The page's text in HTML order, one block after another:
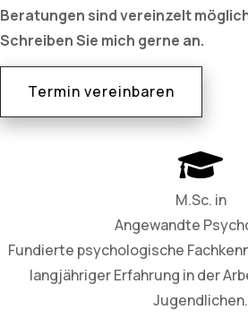
Beratungen sind vereinzelt
Schreiben Sie mich gerne an.
Termin vereinbaren
M.Sc. in
Angewandte
Fundierte psychologische
langjähriger Erfahrung in der
Jugendlichen.